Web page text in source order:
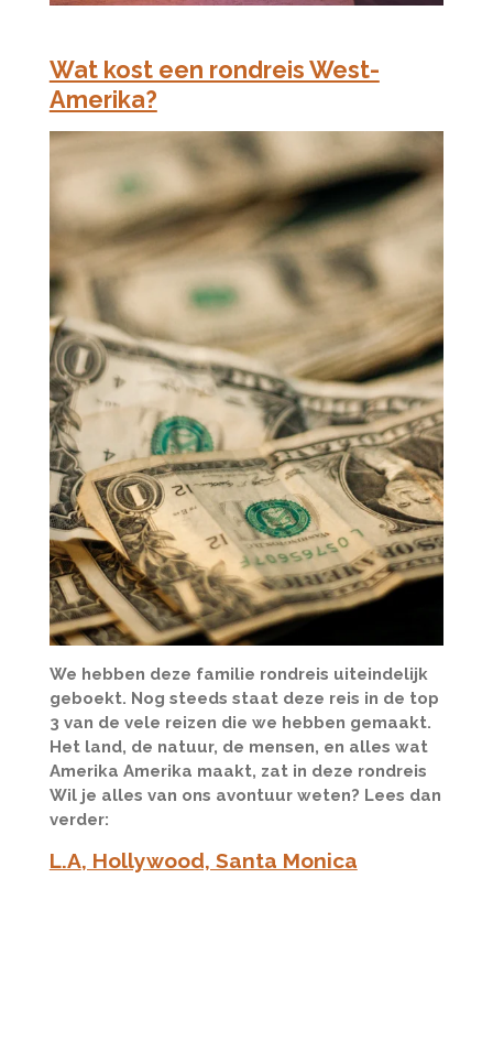
Wat kost een rondreis West-
Amerika?
We hebben deze familie rondreis uiteindelijk
geboekt. Nog steeds staat deze reis in de top
3 van de vele reizen die we hebben gemaakt.
Het land, de natuur, de mensen, en alles wat
Amerika Amerika maakt, zat in deze rondreis
Wil je alles van ons avontuur weten? Lees dan
verder:
L.A, Hollywood, Santa Monica